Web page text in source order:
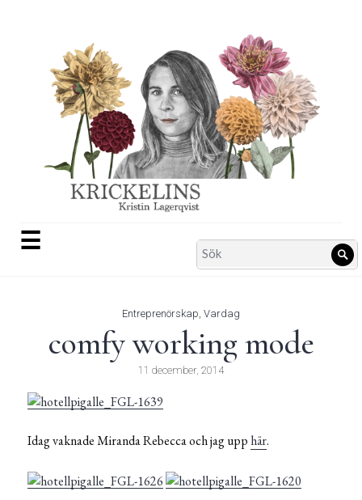
☰
Search
for:
Entreprenörskap, Vardag
comfy working mode
11 december, 2014
Idag vaknade Miranda Rebecca och jag upp här.